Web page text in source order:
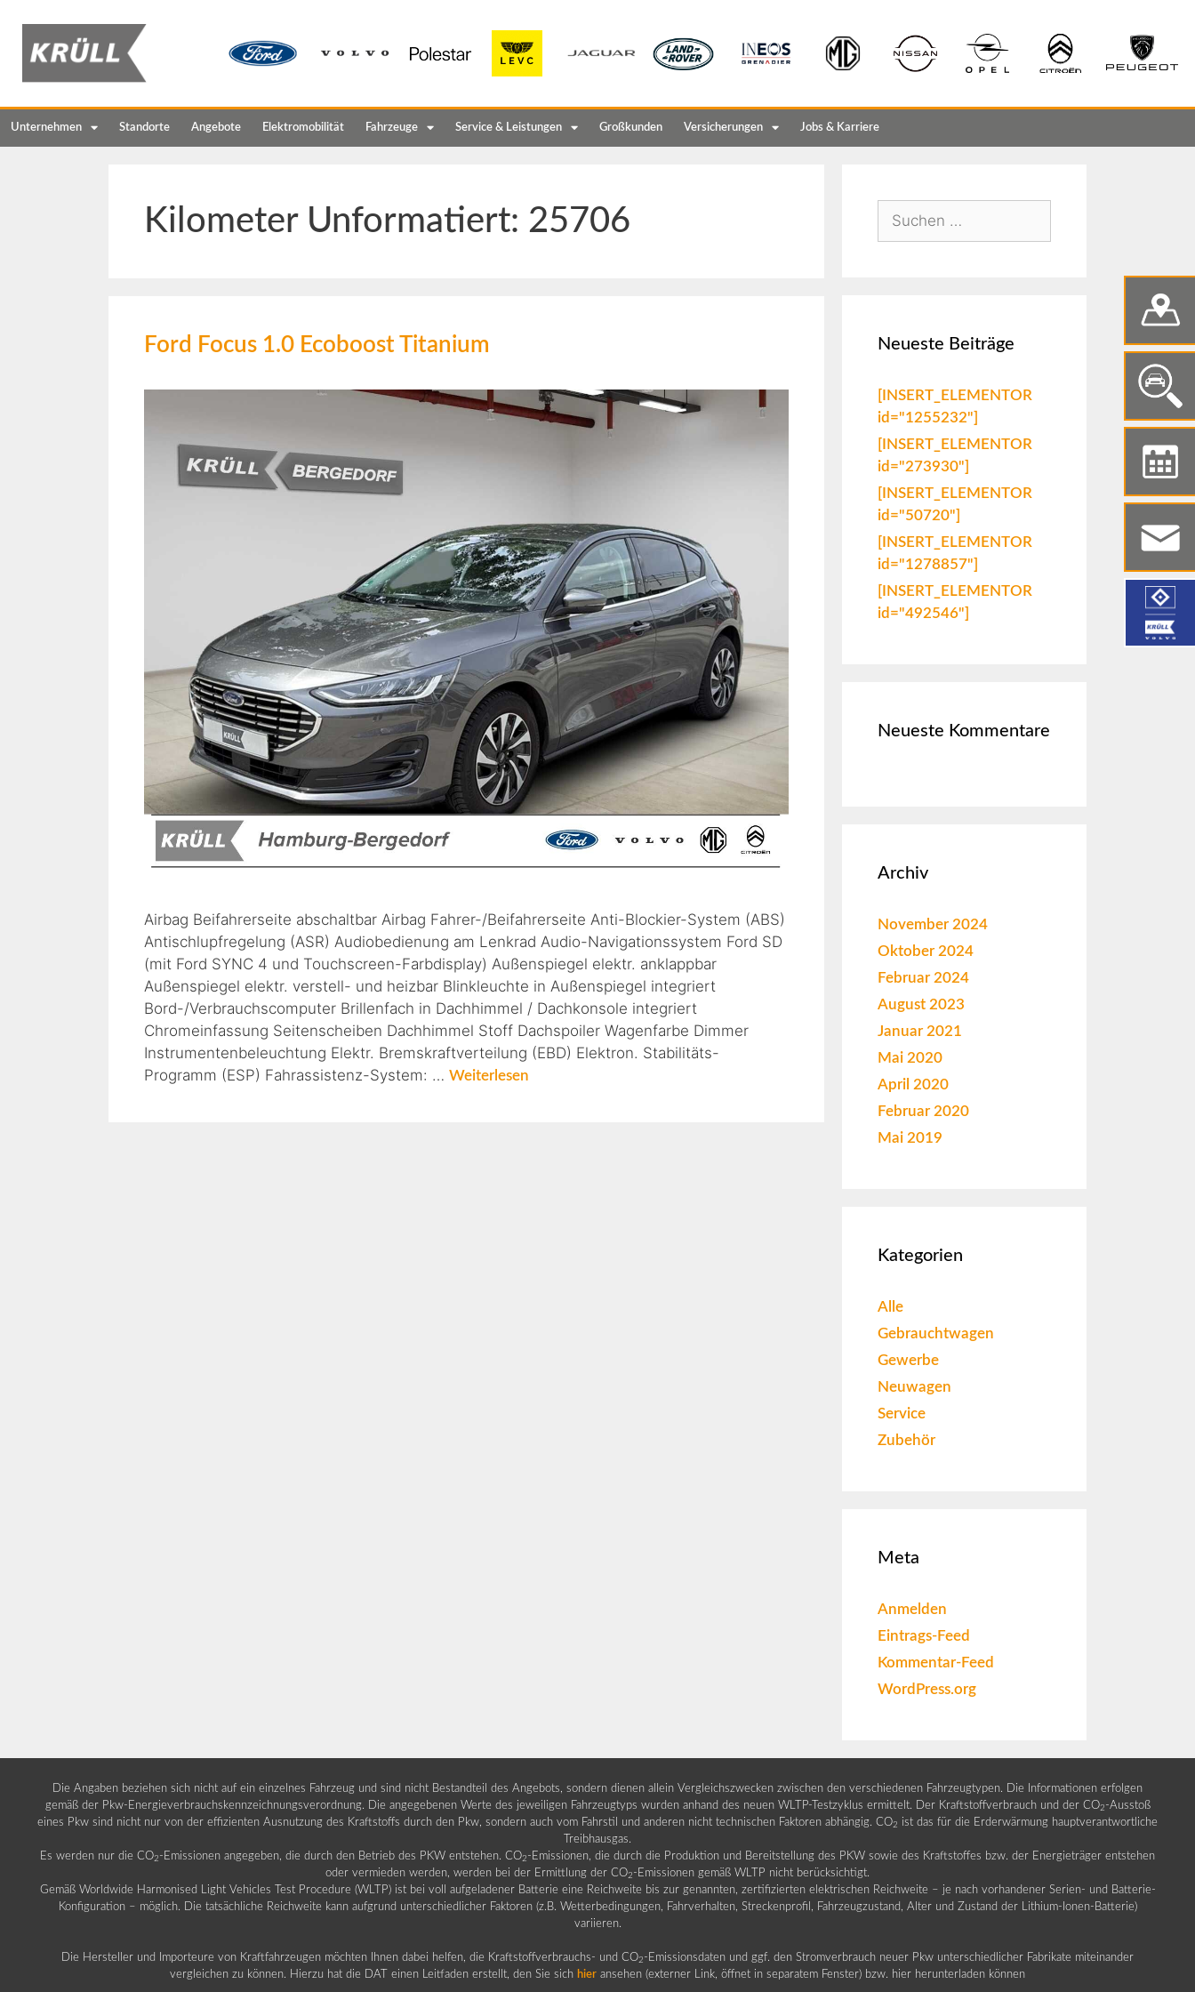
Unternehmen Standorte Angebote Elektromobilität Fahrzeuge Service & Leistungen Großkunden Versicherungen Jobs & Karriere
Kilometer Unformatiert: 25706
Ford Focus 1.0 Ecoboost Titanium
Airbag Beifahrerseite abschaltbar Airbag Fahrer-/Beifahrerseite Anti-Blockier-System (ABS)
Antischlupfregelung (ASR) Audiobedienung am Lenkrad Audio-Navigationssystem Ford SD
(mit Ford SYNC 4 und Touchscreen-Farbdisplay) Außenspiegel elektr. anklappbar
Außenspiegel elektr. verstell- und heizbar Blinkleuchte in Außenspiegel integriert
Bord-/Verbrauchscomputer Brillenfach in Dachhimmel / Dachkonsole integriert
Chromeinfassung Seitenscheiben Dachhimmel Stoff Dachspoiler Wagenfarbe Dimmer
Instrumentenbeleuchtung Elektr. Bremskraftverteilung (EBD) Elektron. Stabilitäts-
Programm (ESP) Fahrassistenz-System: … Weiterlesen
Neueste Beiträge
[INSERT_ELEMENTOR
id="1255232"]
[INSERT_ELEMENTOR
id="273930"]
[INSERT_ELEMENTOR
id="50720"]
[INSERT_ELEMENTOR
id="1278857"]
[INSERT_ELEMENTOR
id="492546"]
Neueste Kommentare
Archiv
November 2024
Oktober 2024
Februar 2024
August 2023
Januar 2021
Mai 2020
April 2020
Februar 2020
Mai 2019
Kategorien
Alle
Gebrauchtwagen
Gewerbe
Neuwagen
Service
Zubehör
Meta
Anmelden
Eintrags-Feed
Kommentar-Feed
WordPress.org
Die Angaben beziehen sich nicht auf ein einzelnes Fahrzeug und sind nicht Bestandteil des Angebots, sondern dienen allein Vergleichszwecken zwischen den verschiedenen Fahrzeugtypen. Die Informationen erfolgen
gemäß der Pkw-Energieverbrauchskennzeichnungsverordnung. Die angegebenen Werte des jeweiligen Fahrzeugtyps wurden anhand des neuen WLTP-Testzyklus ermittelt. Der Kraftstoffverbrauch und der CO2 -Ausstoß
eines Pkw sind nicht nur von der effizienten Ausnutzung des Kraftstoffs durch den Pkw, sondern auch vom Fahrstil und anderen nicht technischen Faktoren abhängig. CO2 ist das für die Erderwärmung hauptverantwortliche
Treibhausgas.
Es werden nur die CO2 -Emissionen angegeben, die durch den Betrieb des PKW entstehen. CO2 -Emissionen, die durch die Produktion und Bereitstellung des PKW sowie des Kraftstoffes bzw. der Energieträger entstehen
oder vermieden werden, werden bei der Ermittlung der CO2 -Emissionen gemäß WLTP nicht berücksichtigt.
Gemäß Worldwide Harmonised Light Vehicles Test Procedure (WLTP) ist bei voll aufgeladener Batterie eine Reichweite bis zur genannten, zertifizierten elektrischen Reichweite – je nach vorhandener Serien- und Batterie-
Konfiguration – möglich. Die tatsächliche Reichweite kann aufgrund unterschiedlicher Faktoren (z.B. Wetterbedingungen, Fahrverhalten, Streckenprofil, Fahrzeugzustand, Alter und Zustand der Lithium-Ionen-Batterie)
variieren.
Die Hersteller und Importeure von Kraftfahrzeugen möchten Ihnen dabei helfen, die Kraftstoffverbrauchs- und CO2 -Emissionsdaten und ggf. den Stromverbrauch neuer Pkw unterschiedlicher Fabrikate miteinander
vergleichen zu können. Hierzu hat die DAT einen Leitfaden erstellt, den Sie sich hier ansehen (externer Link, öffnet in separatem Fenster) bzw. hier herunterladen können